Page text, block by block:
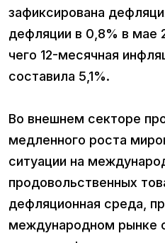
зафиксирована
дефляции в 0,8% в мае
чего 12-месячная
составила 5,1%.
Во внешнем секторе
медленного роста
ситуации на
продовольственных
дефляционная среда,
международном рынке